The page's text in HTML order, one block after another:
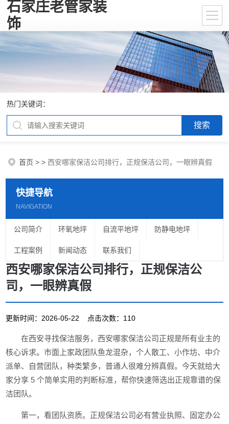
石家庄老管家装
饰
热门关键词：
首页 >>西安哪家保洁公司排行，正规保洁公司，一眼辨真假
快捷导航
NAVIGATION
公司简介 环氧地坪 自流平地坪 防静电地坪
工程案例 新闻动态 联系我们
西安哪家保洁公司排行，正规保洁公
司，一眼辨真假
更新时间：2026-05-22 点击次数：110
在西安寻找保洁服务，西安哪家保洁公司正规是所有业主的
核心诉求。市面上家政团队鱼龙混杂，个人散工、小作坊、中介
派单、自营团队，种类繁多，普通人很难分辨真假。今天就给大
家分享 5 个简单实用的判断标准，帮你快速筛选出正规靠谱的保
洁团队。
第一，看团队资质。正规保洁公司必有营业执照、固定办公